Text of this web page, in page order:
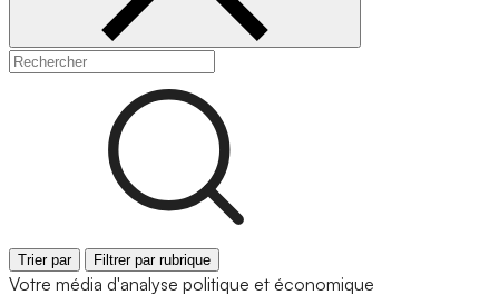
Trier par Filtrer par rubrique
Votre média d'analyse politique et économique